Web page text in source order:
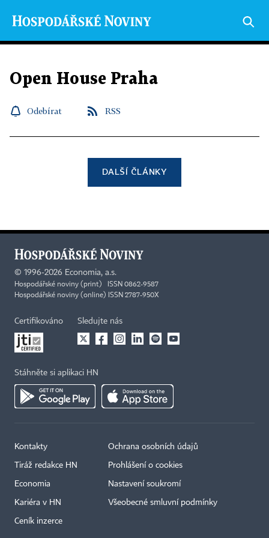
Open House Praha
Odebírat RSS
DALŠÍ ČLÁNKY
© 1996-2026 Economia, a.s.
Hospodářské noviny (print) ISSN 0862-9587
Hospodářské noviny (online) ISSN 2787-950X
Certifikováno Sledujte nás
Stáhněte si aplikaci HN
Kontakty
Tiráž redakce HN
Economia
Kariéra v HN
Ceník inzerce
Ochrana osobních údajů
Prohlášení o cookies
Nastavení soukromí
Všeobecné smluvní podmínky